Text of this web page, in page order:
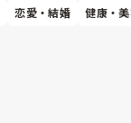
恋愛・結婚 健康・